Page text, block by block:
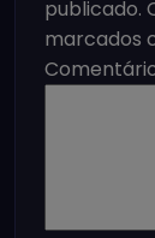
publicado.
marcados